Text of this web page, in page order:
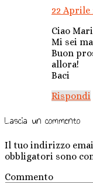
22 Aprile
Ciao
Mi sei
Buon
allora!
Baci
Rispondi
Lascia un commento
Il tuo indirizzo
obbligatori sono
Commento